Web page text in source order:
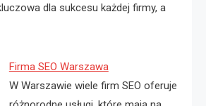
dla sukcesu każdej firmy, a
Firma SEO Warszawa
W Warszawie wiele firm SEO oferuje